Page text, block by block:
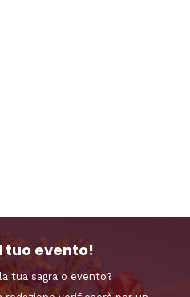
tuo evento!
tua sagra o evento?